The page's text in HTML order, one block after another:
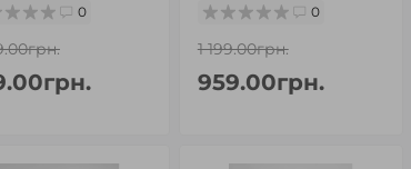
0 0
1 199.00грн.
959.00грн.